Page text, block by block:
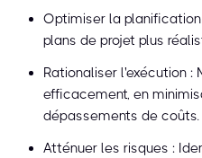
Optimiser la
plans de projet plus
Rationaliser l'exécution
efficacement, en
dépassements de coûts.
Atténuer les risques :